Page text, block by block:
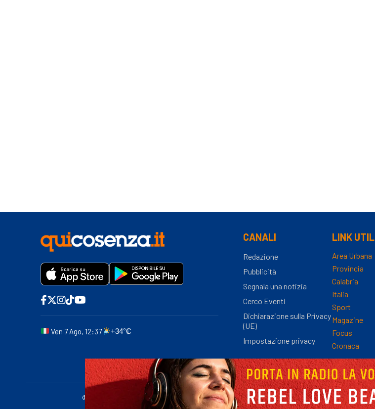
Ven 7 Ago, 12:37 +34°C
CANALI
Redazione
Pubblicità
Segnala una notizia
Cerco Eventi
Dichiarazione sulla Privacy
(UE)
Impostazione privacy
LINK
Area Urbana
Provincia
Calabria
Italia
Sport
Magazine
Focus
Cronaca
© 2011-2025 quicosenza.it - Tribunale di Cosenza Registro Stampa n.9/2012 - Direttore